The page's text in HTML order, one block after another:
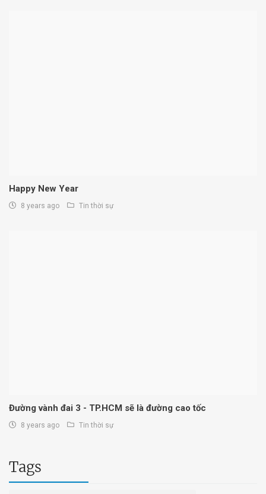
Happy New Year
8 years ago Tin thời sự
Đường vành đai 3 - TP.HCM sẽ là đường cao tốc
8 years ago Tin thời sự
Tags